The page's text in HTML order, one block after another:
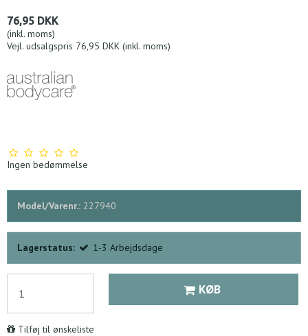
76,95 DKK
(inkl. moms)
Vejl. udsalgspris 76,95 DKK (inkl. moms)
Ingen bedømmelse
Model/Varenr.: 227940
Lagerstatus: 1-3 Arbejdsdage
KØB
Tilføj til ønskeliste